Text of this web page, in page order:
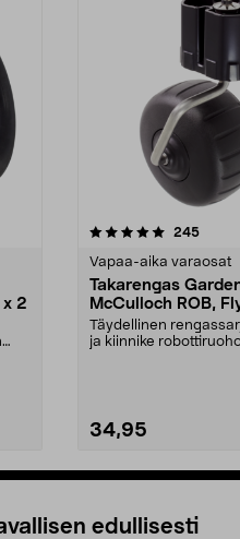
2
245
Vapaa-aika varaosat
Takarengas
McCulloch ROB,
Easilife
Täydellinen
ja kiinnike
34,95
4.0 viidestä
edullisesti